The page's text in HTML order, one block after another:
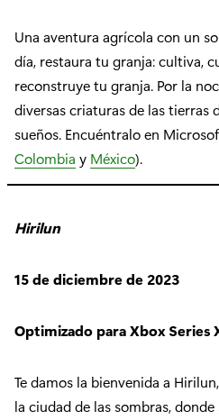
Una aventura agrícola con un
día, restaura tu granja: cultiva,
reconstruye tu granja. Por la
diversas criaturas de las tierras
sueños. Encuéntralo en
Colombia y México).
Hirilun
15 de diciembre de 2023
Optimizado para Xbox
Te damos la bienvenida a
la ciudad de las sombras,